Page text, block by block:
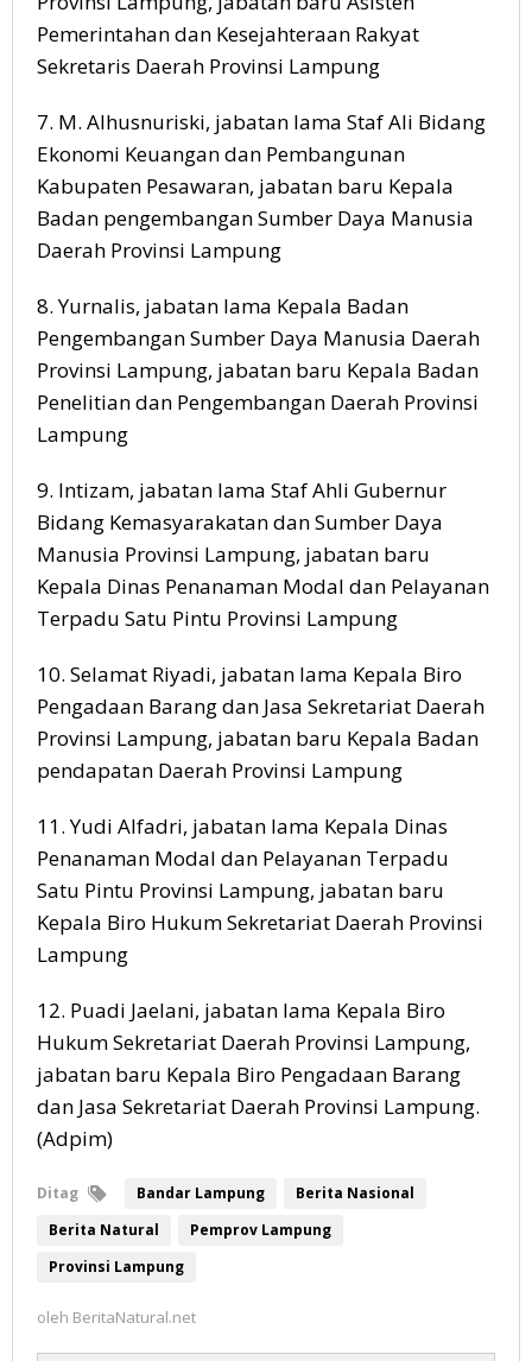
Pemerintahan dan Kesejahteraan Rakyat
Sekretaris Daerah Provinsi Lampung
7. M. Alhusnuriski, jabatan lama Staf Ali Bidang
Ekonomi Keuangan dan Pembangunan
Kabupaten Pesawaran, jabatan baru Kepala
Badan pengembangan Sumber Daya Manusia
Daerah Provinsi Lampung
8. Yurnalis, jabatan lama Kepala Badan
Pengembangan Sumber Daya Manusia Daerah
Provinsi Lampung, jabatan baru Kepala Badan
Penelitian dan Pengembangan Daerah Provinsi
Lampung
9. Intizam, jabatan lama Staf Ahli Gubernur
Bidang Kemasyarakatan dan Sumber Daya
Manusia Provinsi Lampung, jabatan baru
Kepala Dinas Penanaman Modal dan Pelayanan
Terpadu Satu Pintu Provinsi Lampung
10. Selamat Riyadi, jabatan lama Kepala Biro
Pengadaan Barang dan Jasa Sekretariat Daerah
Provinsi Lampung, jabatan baru Kepala Badan
pendapatan Daerah Provinsi Lampung
11. Yudi Alfadri, jabatan lama Kepala Dinas
Penanaman Modal dan Pelayanan Terpadu
Satu Pintu Provinsi Lampung, jabatan baru
Kepala Biro Hukum Sekretariat Daerah Provinsi
Lampung
12. Puadi Jaelani, jabatan lama Kepala Biro
Hukum Sekretariat Daerah Provinsi Lampung,
jabatan baru Kepala Biro Pengadaan Barang
dan Jasa Sekretariat Daerah Provinsi Lampung.
(Adpim)
Ditag Bandar Lampung
Berita Nasional
Berita Natural
Pemprov Lampung
Provinsi Lampung
oleh BeritaNatural.net